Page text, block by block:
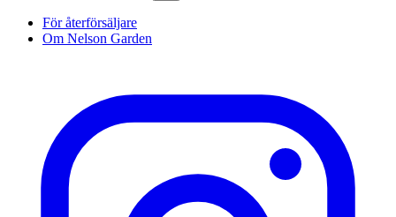
För återförsäljare
Om Nelson Garden